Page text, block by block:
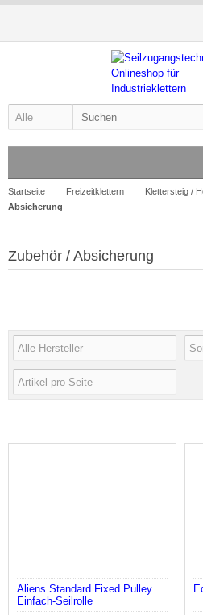
Startseite Freizeitklettern Klettersteig /
Absicherung
Zubehör / Absicherung
Aliens Standard Fixed Pulley
Einfach-Seilrolle